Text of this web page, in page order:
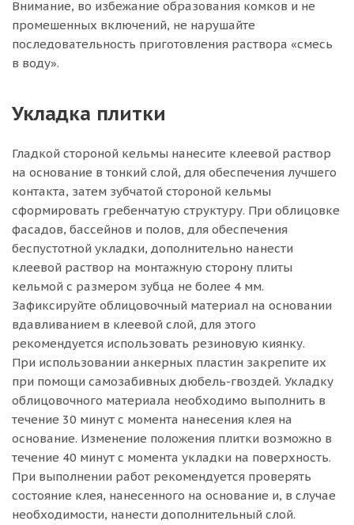
Внимание, во избежание образования комков и не
промешенных включений, не нарушайте
последовательность приготовления раствора «смесь
в воду».
Укладка плитки
Гладкой стороной кельмы нанесите клеевой раствор
на основание в тонкий слой, для обеспечения лучшего
контакта, затем зубчатой стороной кельмы
сформировать гребенчатую структуру. При облицовке
фасадов, бассейнов и полов, для обеспечения
беспустотной укладки, дополнительно нанести
клеевой раствор на монтажную сторону плиты
кельмой с размером зубца не более 4 мм.
Зафиксируйте облицовочный материал на основании
вдавливанием в клеевой слой, для этого
рекомендуется использовать резиновую киянку.
При использовании анкерных пластин закрепите их
при помощи самозабивных дюбель-гвоздей. Укладку
облицовочного материала необходимо выполнить в
течение 30 минут с момента нанесения клея на
основание. Изменение положения плитки возможно в
течение 40 минут с момента укладки на поверхность.
При выполнении работ рекомендуется проверять
состояние клея, нанесенного на основание и, в случае
необходимости, нанести дополнительный слой.